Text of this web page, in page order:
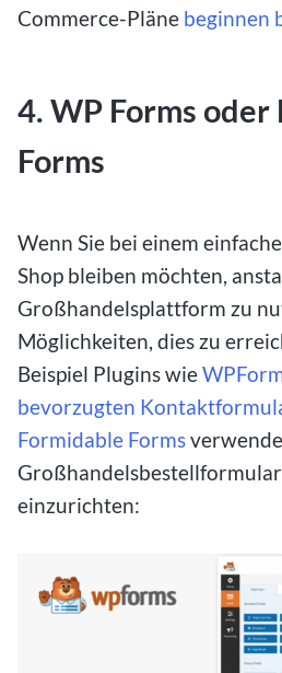
Commerce-Pläne beginnen
4. WP Forms
Forms
Wenn Sie bei einem
Shop bleiben möchten,
Großhandelsplattform zu
Möglichkeiten, dies zu
Beispiel Plugins wie
bevorzugten
Formidable Forms
einzurichten: